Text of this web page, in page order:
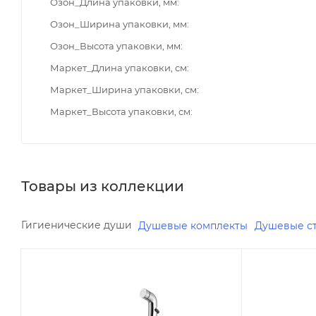
Озон_Ширина упаковки, мм
Озон_Высота упаковки, мм
Маркет_Длина упаковки, см
Маркет_Ширина упаковки, см
Маркет_Высота упаковки, см
Товары из коллекции
Гигиенические души Душевые комплекты Душевые